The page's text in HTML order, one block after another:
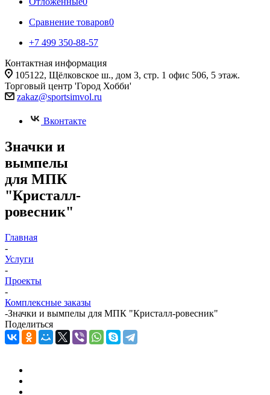
Сравнение товаров0
+7 499 350-88-57
Контактная информация
105122, Щёлковское ш., дом 3, стр. 1 офис 506, 5 этаж.
Торговый центр 'Город Хобби'
zakaz@sportsimvol.ru
Вконтакте
Значки и
вымпелы
для МПК
"Кристалл-
ровесник"
Главная
-
Услуги
-
Проекты
-
Комплексные заказы
-Значки и вымпелы для МПК "Кристалл-ровесник"
Поделиться